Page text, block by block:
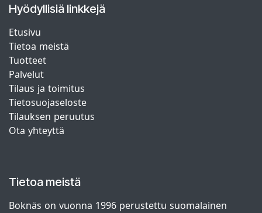
Hyödyllisiä linkkejä
Etusivu
Tietoa meistä
Tuotteet
Palvelut
Tilaus ja toimitus
Tietosuojaseloste
Tilauksen peruutus
Ota yhteyttä
Tietoa meistä
Boknäs on vuonna 1996 perustettu suomalainen